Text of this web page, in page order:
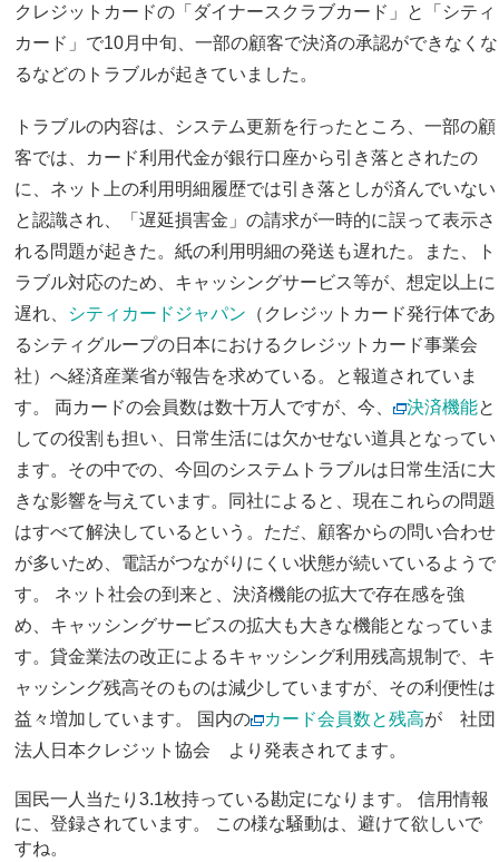
クレジットカードの「ダイナースクラブカード」と「シティ
カード」で10月中旬、一部の顧客で決済の承認ができなくな
るなどのトラブルが起きていました。
トラブルの内容は、システム更新を行ったところ、一部の顧
客では、カード利用代金が銀行口座から引き落とされたの
に、ネット上の利用明細履歴では引き落としが済んでいない
と認識され、「遅延損害金」の請求が一時的に誤って表示さ
れる問題が起きた。紙の利用明細の発送も遅れた。また、ト
ラブル対応のため、キャッシングサービス等が、想定以上に
遅れ、 シティカードジャパン （クレジットカード発行体であ
るシティグループの日本におけるクレジットカード事業会
社）へ経済産業省が報告を求めている。と報道されていま
す。 両カードの会員数は数十万人ですが、今、
決済機能と
しての役割も担い、日常生活には欠かせない道具となってい
ます。その中での、今回のシステムトラブルは日常生活に大
きな影響を与えています。同社によると、現在これらの問題
はすべて解決しているという。ただ、顧客からの問い合わせ
が多いため、電話がつながりにくい状態が続いているようで
す。 ネット社会の到来と、決済機能の拡大で存在感を強
め、キャッシングサービスの拡大も大きな機能となっていま
す。貸金業法の改正によるキャッシング利用残高規制で、キ
ャッシング残高そのものは減少していますが、その利便性は
益々増加しています。 国内の
カード会員数と残高が 社団
法人日本クレジット協会 より発表されてます。
国民一人当たり3.1枚持っている勘定になります。 信用情報
に、登録されています。 この様な騒動は、避けて欲しいで
すね。